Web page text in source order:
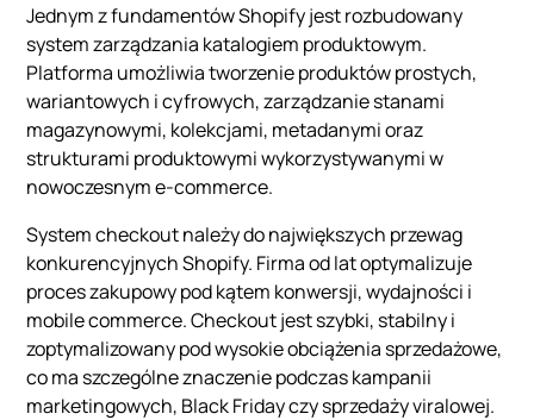
Jednym z fundamentów Shopify jest rozbudowany
system zarządzania katalogiem produktowym.
Platforma umożliwia tworzenie produktów prostych,
wariantowych i cyfrowych, zarządzanie stanami
magazynowymi, kolekcjami, metadanymi oraz
strukturami produktowymi wykorzystywanymi w
nowoczesnym e-commerce.
System checkout należy do największych przewag
konkurencyjnych Shopify. Firma od lat optymalizuje
proces zakupowy pod kątem konwersji, wydajności i
mobile commerce. Checkout jest szybki, stabilny i
zoptymalizowany pod wysokie obciążenia sprzedażowe,
co ma szczególne znaczenie podczas kampanii
marketingowych, Black Friday czy sprzedaży viralowej.